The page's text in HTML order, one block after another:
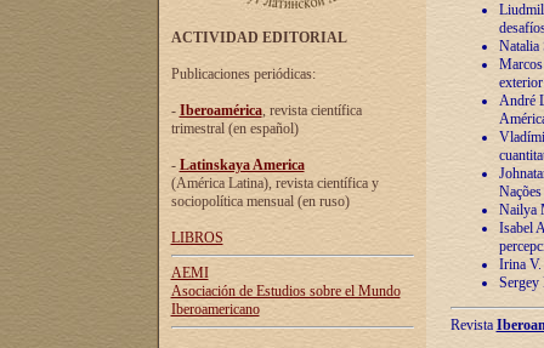
ACTIVIDAD EDITORIAL
Publicaciones periódicas:
- Iberoamérica, revista científica
trimestral (en español)
- Latinskaya America
(América Latina), revista científica y
sociopolítica mensual (en ruso)
LIBROS
AEMI
Asociación de Estudios sobre el Mundo
Iberoamericano
Natalia
André
Nailya
Isabel
Irina V.
Sergey
Revista